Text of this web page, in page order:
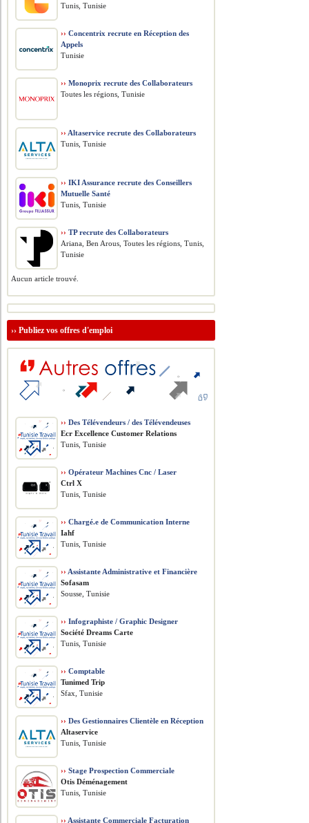
Tunis, Tunisie
›› Concentrix recrute en Réception des
Appels
Tunisie
›› Monoprix recrute des Collaborateurs
Toutes les régions, Tunisie
›› Altaservice recrute des Collaborateurs
Tunis, Tunisie
›› IKI Assurance recrute des Conseillers
Mutuelle Santé
Tunis, Tunisie
›› TP recrute des Collaborateurs
Ariana, Ben Arous, Toutes les régions, Tunis,
Tunisie
Aucun article trouvé.
››Publiez vos offres d'emploi
›› Des Télévendeurs / des Télévendeuses
Ecr Excellence Customer Relations
Tunis, Tunisie
›› Opérateur Machines Cnc / Laser
Ctrl X
Tunis, Tunisie
›› Chargé.e de Communication Interne
Iahf
Tunis, Tunisie
›› Assistante Administrative et Financière
Sofasam
Sousse, Tunisie
›› Infographiste / Graphic Designer
Société Dreams Carte
Tunis, Tunisie
›› Comptable
Tunimed Trip
Sfax, Tunisie
›› Des Gestionnaires Clientèle en Réception
Altaservice
Tunis, Tunisie
›› Stage Prospection Commerciale
Otis Déménagement
Tunis, Tunisie
›› Assistante Commerciale Facturation